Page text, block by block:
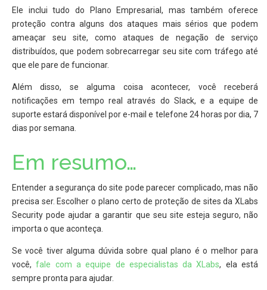
Ele inclui tudo do Plano Empresarial, mas também oferece
proteção contra alguns dos ataques mais sérios que podem
ameaçar seu site, como ataques de negação de serviço
distribuídos, que podem sobrecarregar seu site com tráfego até
que ele pare de funcionar.
Além disso, se alguma coisa acontecer, você receberá
notificações em tempo real através do Slack, e a equipe de
suporte estará disponível por e-mail e telefone 24 horas por dia, 7
dias por semana.
Em resumo…
Entender a segurança do site pode parecer complicado, mas não
precisa ser. Escolher o plano certo de proteção de sites da XLabs
Security pode ajudar a garantir que seu site esteja seguro, não
importa o que aconteça.
Se você tiver alguma dúvida sobre qual plano é o melhor para
você,fale com a equipe de especialistas da XLabs, ela está
sempre pronta para ajudar.